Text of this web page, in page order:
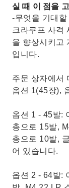
실 때 이 점을
-무엇을 기대
크라쿠프 사격
을 향상시키고
입니다.
주문 상자에서
옵션 1(45장),
옵션 1 - 45발:
총으로 15발,
총으로 10발,
어 있습니다.
옵션 2 - 64발: